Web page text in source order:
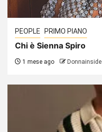
PEOPLE PRIMO PIANO
Chi è Sienna Spiro
1 mese ago Donnainside